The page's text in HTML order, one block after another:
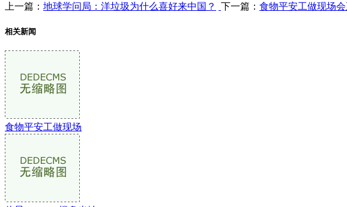
上一篇： 地球学问局：洋垃圾为什么喜好来中国？ 下一篇： 食物平安工做现场
相关新闻
食物平安工做现场